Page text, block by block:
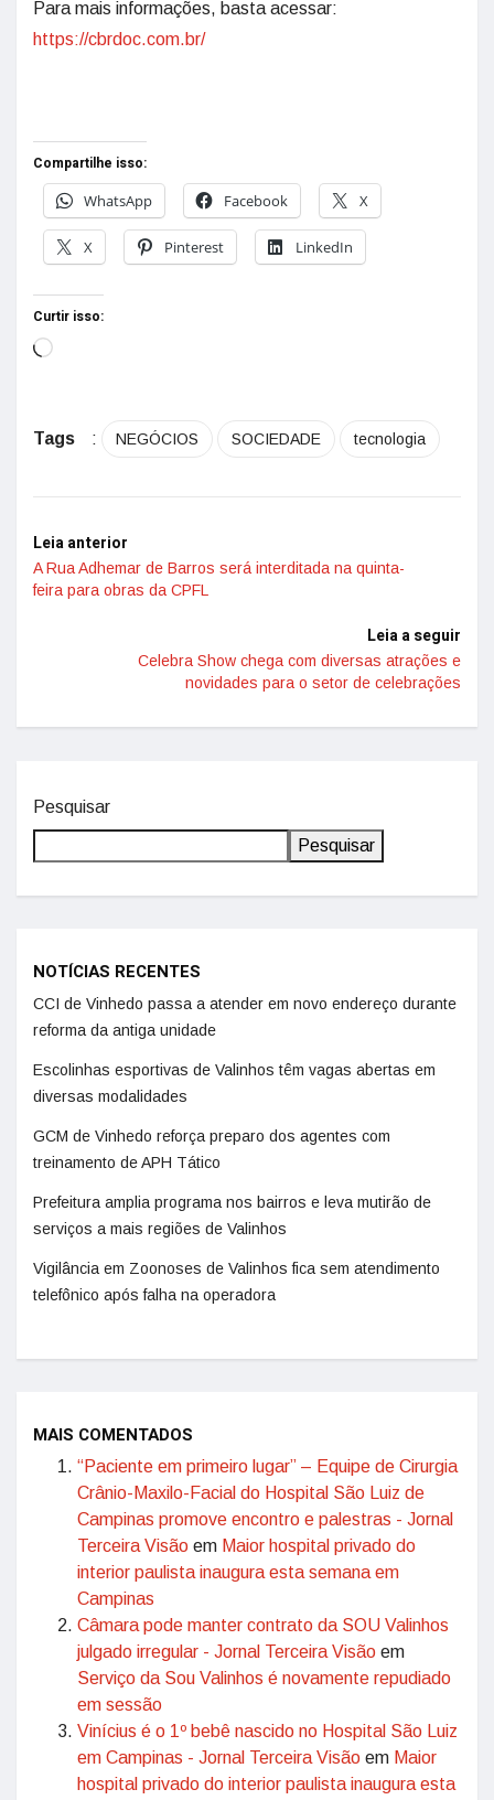
Para mais informações, basta acessar:
https://cbrdoc.com.br/
Compartilhe isso:
WhatsApp
Facebook X
X Pinterest LinkedIn
Curtir isso:
Tags : NEGÓCIOS SOCIEDADE tecnologia
Leia anterior
A Rua Adhemar de Barros será interditada na quinta-
feira para obras da CPFL
Leia a seguir
Celebra Show chega com diversas atrações e
novidades para o setor de celebrações
Pesquisar
Pesquisar
NOTÍCIAS RECENTES
CCI de Vinhedo passa a atender em novo endereço durante
reforma da antiga unidade
Escolinhas esportivas de Valinhos têm vagas abertas em
diversas modalidades
GCM de Vinhedo reforça preparo dos agentes com
treinamento de APH Tático
Prefeitura amplia programa nos bairros e leva mutirão de
serviços a mais regiões de Valinhos
Vigilância em Zoonoses de Valinhos fica sem atendimento
telefônico após falha na operadora
MAIS COMENTADOS
“Paciente em primeiro lugar” – Equipe de Cirurgia
Crânio-Maxilo-Facial do Hospital São Luiz de
Campinas promove encontro e palestras - Jornal
Terceira Visão em Maior hospital privado do
interior paulista inaugura esta semana em
Campinas
Câmara pode manter contrato da SOU Valinhos
julgado irregular - Jornal Terceira Visão em
Serviço da Sou Valinhos é novamente repudiado
em sessão
Vinícius é o 1º bebê nascido no Hospital São Luiz
em Campinas - Jornal Terceira Visão em Maior
hospital privado do interior paulista inaugura esta